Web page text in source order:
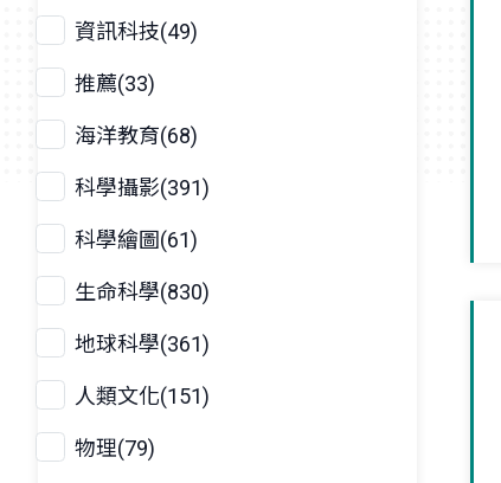
資訊科技(49)
推薦(33)
海洋教育(68)
科學攝影(391)
科學繪圖(61)
生命科學(830)
地球科學(361)
人類文化(151)
物理(79)